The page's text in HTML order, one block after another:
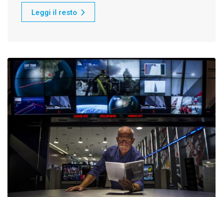
Leggi il resto